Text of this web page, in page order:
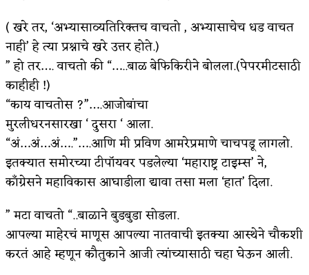
आदिवासींचा डॉक्टर, समाजसेवेचा ध्यास : डॉ. राहुल
जोशी
डेंग्यू: ताप उतरला म्हणजे धोका टळला असे नाही!
४ जुलै – इतिहासात घडलेल्या महत्त्वाच्या घटना
सुवर्ण – झळाळी
‘अर्थ’पूर्ण हास्य
अष्टपैलू : खंडू रांगणेकर
अपूर्ण कथा
( खरे तर, ‘अभ्यासाव्यतिरिक्तच वाचतो , अभ्यासाचेच धड वाचत
नाही’ हे त्या प्रश्नाचे खरे उत्तर होते.)
” हो तर…. वाचतो की “…..बाळ बेफिकिरीने बोलला.(पेपरमीटसाठी
काहीही !)
“काय वाचतोस ?”….आजोबांचा
मुरलीधरनसारखा ‘ दुसरा ‘ आला.
“अं…अं…अं….”….आणि मी प्रविण आमरेप्रमाणे चाचपडू लागलो.
इतक्यात समोरच्या टीपॉयवर पडलेल्या ‘महाराष्ट्र टाइम्स’ ने,
काँग्रेसने महाविकास आघाडीला द्यावा तसा मला ‘हात’ दिला.
” मटा वाचतो “..बाळाने बुडबुडा सोडला.
आपल्या माहेरचं माणूस आपल्या नातवाची इतक्या आस्थेने चौकशी
करतं आहे म्हणून कौतुकाने आजी त्यांच्यासाठी चहा घेऊन आली.